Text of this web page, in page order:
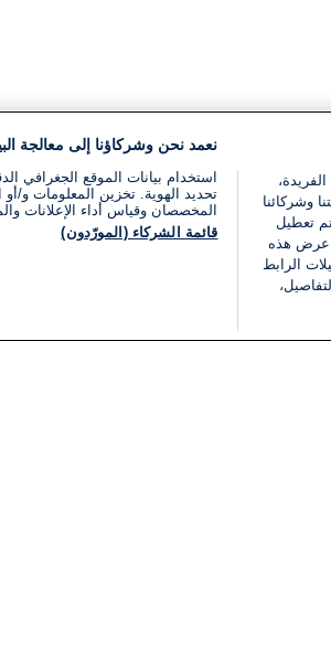
وشركائنا
تعطيل
عرض هذه
الرابط
نعمد نحن وشركاؤنا إلى معالجة
استخدام بيانات الموقع
تحديد الهوية. تخزين المعلومات و/أو
المخصصان وقياس أداء الإعلانات
قائمة الشركاء (المورّدون)